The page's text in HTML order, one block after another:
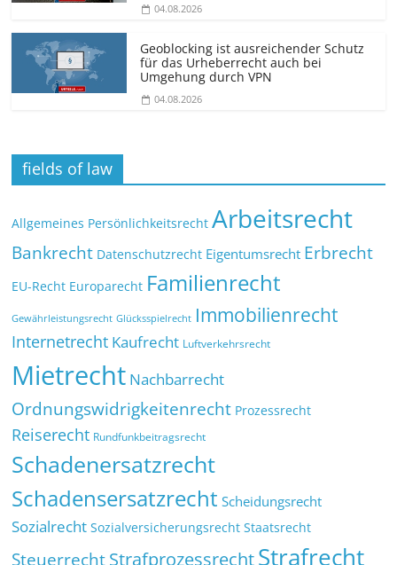
04.08.2026
Geoblocking ist ausreichender Schutz
für das Urheberrecht auch bei
Umgehung durch VPN
04.08.2026
fields of law
Allgemeines Persönlichkeitsrecht Arbeitsrecht
Bankrecht Datenschutzrecht Eigentumsrecht Erbrecht
EU-Recht Europarecht Familienrecht
Gewährleistungsrecht Glücksspielrecht Immobilienrecht
Internetrecht Kaufrecht Luftverkehrsrecht
Mietrecht Nachbarrecht
Ordnungswidrigkeitenrecht Prozessrecht
Reiserecht Rundfunkbeitragsrecht
Schadenersatzrecht
Schadensersatzrecht Scheidungsrecht
Sozialrecht Sozialversicherungsrecht Staatsrecht
SteuerrechtStrafprozessrechtStrafrecht